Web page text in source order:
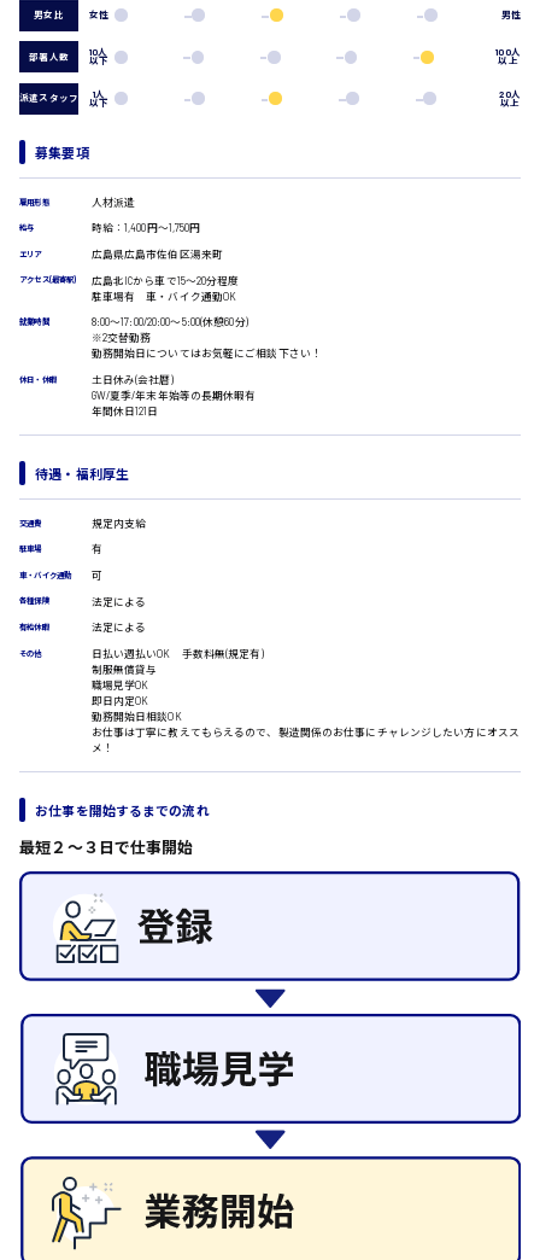
データ入力
コールセンターオペレーター
一般事務
総務事務
翻訳、通訳
DTPオペレーター
CADオペレーター
WEBデザイナー
システムエンジニア
プログラマー
カスタマーエンジニア
販売・サービス・フード系
経営企画
ホール
ラウンダー営業
ルート営業
その他の専門職
施設管理・整備
施工管理
自動車整備士
広島市西区
広島市佐伯区
広島市安佐南区
広島市安佐北区
安芸太田町
安芸郡
時給1400円～
時給1500円以上
日給8000円～
日給9000円～
日給10000円以上
男女比 女性 男性
部署人数 10人
以下
100人
以上
派遣スタッフ 1人
以下
20人
以上
募集要項
雇用形態 人材派遣
給与 時給：1,400円～1,750円
エリア 広島県広島市佐伯区湯来町
アクセス(最寄駅)
広島北ICから車で15〜20分程度
駐車場有 車・バイク通勤OK
就業時間
8:00〜17:00/20:00〜5:00(休憩60分)
※2交替勤務
勤務開始日についてはお気軽にご相談下さい！
休日・休暇
土日休み(会社暦)
GW/夏季/年末年始等の長期休暇有
年間休日121日
待遇・福利厚生
交通費 規定内支給
駐車場 有
車・バイク通勤 可
各種保険 法定による
有給休暇 法定による
その他
日払い週払いOK 手数料無(規定有)
制服無償貸与
職場見学OK
即日内定OK
勤務開始日相談OK
お仕事は丁寧に教えてもらえるので、製造関係のお仕事にチャレンジしたい方にオスス
メ！
お仕事を開始するまでの流れ
最短２〜３日で仕事開始